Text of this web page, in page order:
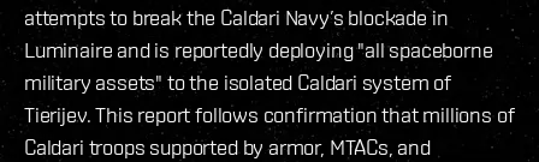
attempts to break the Caldari Navy’s blockade in
Luminaire and is reportedly deploying "all spaceborne
military assets" to the isolated Caldari system of
Tierijev. This report follows confirmation that millions of
Caldari troops supported by armor, MTACs, and